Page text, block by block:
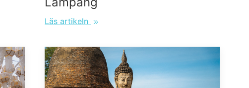
Läs artikeln